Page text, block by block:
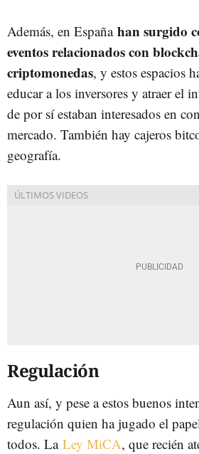
Además, en España han surgido
eventos relacionados con
criptomonedas, y estos espacios
educar a los inversores y atraer el
de por sí estaban interesados en
mercado. También hay cajeros
geografía.
Regulación
Aun así, y pese a estos buenos
regulación quien ha jugado el
todos. La Ley MiCA, que recién